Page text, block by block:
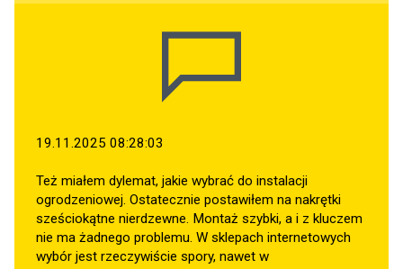
19.11.2025 08:28:03
Też miałem dylemat, jakie wybrać do instalacji
ogrodzeniowej. Ostatecznie postawiłem na nakrętki
sześciokątne nierdzewne. Montaż szybki, a i z kluczem
nie ma żadnego problemu. W sklepach internetowych
wybór jest rzeczywiście spory, nawet w